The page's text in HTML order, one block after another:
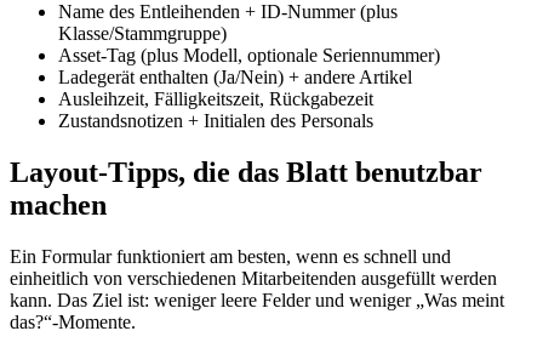
Name des Entleihenden + ID-Nummer (plus
Klasse/Stammgruppe)
Asset-Tag (plus Modell, optionale Seriennummer)
Ladegerät enthalten (Ja/Nein) + andere Artikel
Ausleihzeit, Fälligkeitszeit, Rückgabezeit
Zustandsnotizen + Initialen des Personals
Layout-Tipps, die das Blatt benutzbar
machen
Ein Formular funktioniert am besten, wenn es schnell und
einheitlich von verschiedenen Mitarbeitenden ausgefüllt werden
kann. Das Ziel ist: weniger leere Felder und weniger „Was meint
das?“-Momente.